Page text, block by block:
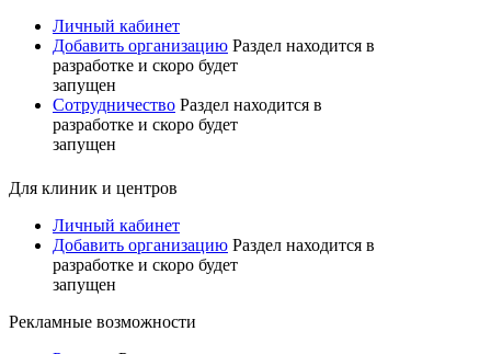
Личный кабинет
Добавить организацию Раздел находится в
разработке и скоро будет
запущен
Сотрудничество Раздел находится в
разработке и скоро будет
запущен
Для клиник и центров
Личный кабинет
Добавить организацию Раздел находится в
разработке и скоро будет
запущен
Рекламные возможности